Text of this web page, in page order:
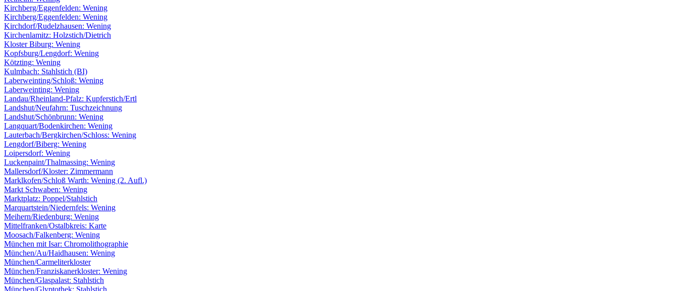
Kirchberg/Eggenfelden: Wening
Kirchberg/Eggenfelden: Wening
Kirchdorf/Rudelzhausen: Wening
Kirchenlamitz: Holzstich/Dietrich
Kloster Biburg: Wening
Kopfsburg/Lengdorf: Wening
Kötzting: Wening
Kulmbach: Stahlstich (BI)
Laberweinting/Schloß: Wening
Laberweinting: Wening
Landau/Rheinland-Pfalz: Kupferstich/Ertl
Landshut/Neufahrn: Tuschzeichnung
Landshut/Schönbrunn: Wening
Langquart/Bodenkirchen: Wening
Lauterbach/Bergkirchen/Schloss: Wening
Lengdorf/Biberg: Wening
Loipersdorf: Wening
Luckenpaint/Thalmassing: Wening
Mallersdorf/Kloster: Zimmermann
Marklkofen/Schloß Warth: Wening (2. Aufl.)
Markt Schwaben: Wening
Marktplatz: Poppel/Stahlstich
Marquartstein/Niedernfels: Wening
Meihern/Riedenburg: Wening
Mittelfranken/Ostalbkreis: Karte
Moosach/Falkenberg: Wening
München mit Isar: Chromolithographie
München/Au/Haidhausen: Wening
München/Carmeliterkloster
München/Franziskanerkloster: Wening
München/Glaspalast: Stahlstich